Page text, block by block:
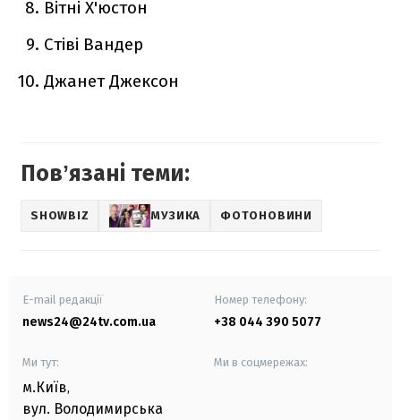
Вітні Х'юстон
Стіві Вандер
Джанет Джексон
Повʼязані теми:
SHOWBIZ МУЗИКА ФОТОНОВИНИ
E-mail редакції
news24@24tv.com.ua
Номер телефону:
+38 044 390 5077
Ми тут:
м.Київ,
вул. Володимирська
Ми в соцмережах: